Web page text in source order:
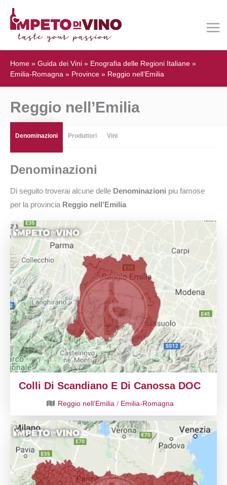
Home » Guida dei Vini » Enografia delle Regioni Italiane »
Emilia-Romagna » Province » Reggio nell’Emilia
Reggio nell’Emilia
Denominazioni Produttori Vini
Denominazioni
Di seguito troverai alcune delle Denominazioni piu famose
per la provincia Reggio nell’Emilia
Colli Di Scandiano E Di Canossa DOC
Reggio nell’Emilia / Emilia-Romagna